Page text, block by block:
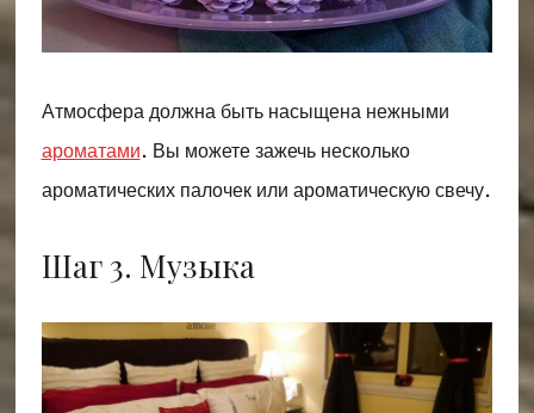
Атмосфера должна быть насыщена нежными
ароматами. Вы можете зажечь несколько
ароматических палочек или ароматическую свечу.
Шаг 3. Музыка